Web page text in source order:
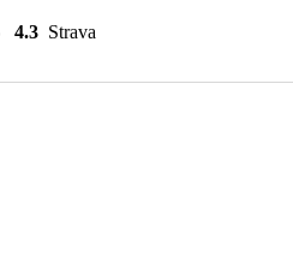
4.3 Strava